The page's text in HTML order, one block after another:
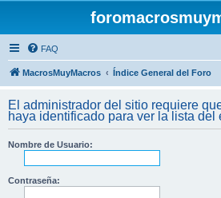
FAQ
MacrosMuyMacros Índice General del Foro
El administrador del sitio requiere
haya identificado para ver la lista del
Nombre de Usuario:
Contraseña: